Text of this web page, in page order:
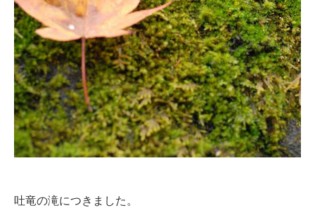
吐竜の滝につきました。